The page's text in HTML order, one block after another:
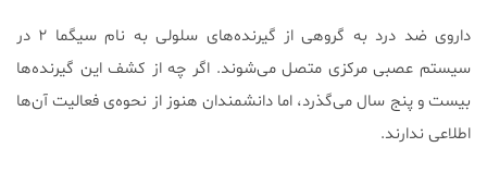
داروی ضد درد به گروهی از گیرنده‌های سلولی به نام سیگما ۲ در
سیستم عصبی مرکزی متصل می‌شوند. اگر چه از کشف این گیرنده‌ها
بیست و پنج سال می‌گذرد، اما دانشمندان هنوز از نحوه‌ی فعالیت آن‌ها
اطلاعی ندارند.